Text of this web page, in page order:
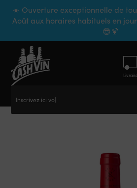
☀️ Ouverture exceptionnelle de
Août aux horaires habituels en
😎🍹
Inscrivez ici votr
Panneau de gestion des cookies